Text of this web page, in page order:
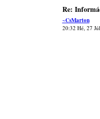
Re:
~CsMarton
20:32 Hé, 27